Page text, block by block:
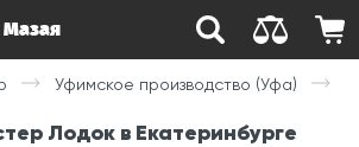
Мазая
Уфимское производство (Уфа)
Лодок в Екатеринбурге